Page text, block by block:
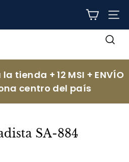
tienda + 12 MSI + ENVÍO
centro del país
SA-884